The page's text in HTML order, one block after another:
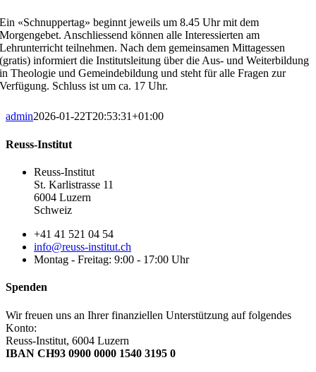
Ein «Schnuppertag» beginnt jeweils um 8.45 Uhr mit dem
Morgengebet. Anschliessend können alle Interessierten am
Lehrunterricht teilnehmen. Nach dem gemeinsamen Mittagessen
(gratis) informiert die Institutsleitung über die Aus- und Weiterbildung
in Theologie und Gemeindebildung und steht für alle Fragen zur
Verfügung. Schluss ist um ca. 17 Uhr.
admin2026-01-22T20:53:31+01:00
Reuss-Institut
Reuss-Institut
St. Karlistrasse 11
6004 Luzern
Schweiz
+41 41 521 04 54
info@reuss-institut.ch
Montag - Freitag: 9:00 - 17:00 Uhr
Spenden
Wir freuen uns an Ihrer finanziellen Unterstützung auf folgendes
Konto:
Reuss-Institut, 6004 Luzern
IBAN CH93 0900 0000 1540 3195 0